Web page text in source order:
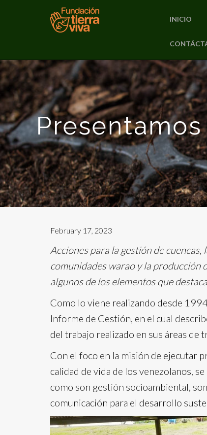
MENU
to
content
INICIO
February 17, 2023
Acciones para la gestión de cuencas,
comunidades warao y la producción
algunos de los elementos que
Como lo viene realizando desde
Informe de Gestión, en el cual
del trabajo realizado en sus áreas de
Con el foco en la misión de ejecutar
calidad de vida de los venezolanos,
como son gestión socioambiental,
comunicación para el desarrollo